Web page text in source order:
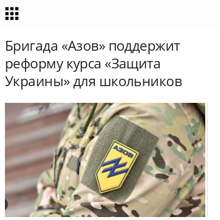
Бригада «Азов» поддержит
реформу курса «Защита
Украины» для школьников